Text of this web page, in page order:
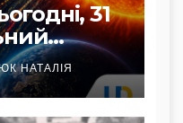
31
НАТАЛІЯ